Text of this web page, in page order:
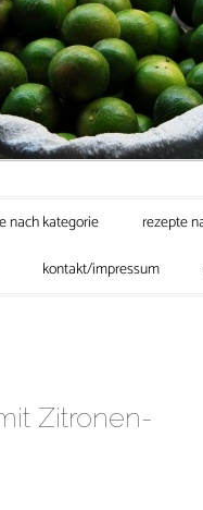
nach kategorie rezepte
kontakt/impressum
Zitronen-